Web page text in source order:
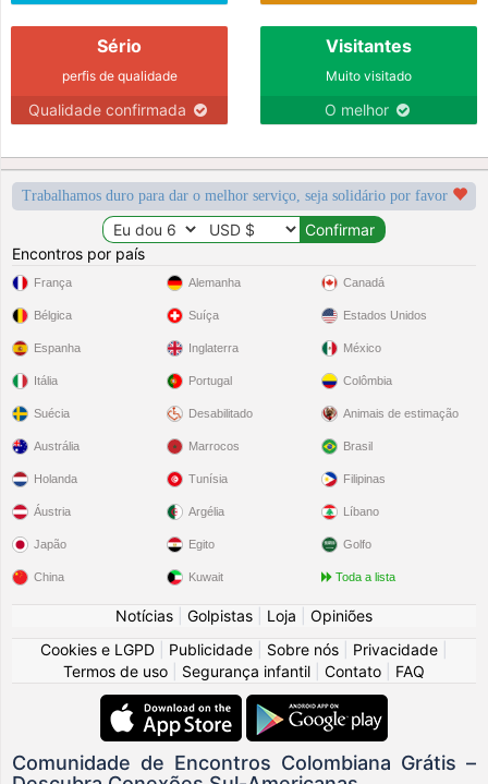
Sério
perfis de qualidade
Qualidade confirmada
Visitantes
Muito visitado
O melhor
Trabalhamos duro para dar o melhor serviço, seja solidário por favor
Encontros por país
França
Bélgica
Espanha
Itália
Suécia
Alemanha
Suíça
Inglaterra
Portugal
Desabilitado
Canadá
Estados Unidos
México
Colômbia
Animais de estimação
Austrália
Holanda
Áustria
Japão
China
Marrocos
Tunísia
Argélia
Egito
Kuwait
Brasil
Filipinas
Líbano
Golfo
Toda a lista
Notícias Golpistas Loja
Opiniões
Cookies e LGPD
Publicidade Sobre nós Privacidade
Termos de uso
Segurança infantil Contato FAQ
Comunidade de Encontros Colombiana Grátis –